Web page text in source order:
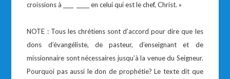
croissions à ____ _____ en celui qui est le chef, Christ. »
NOTE : Tous les chrétiens sont d’accord pour dire que les
dons d’évangéliste, de pasteur, d’enseignant et de
missionnaire sont nécessaires jusqu’à la venue du Seigneur.
Pourquoi pas aussi le don de prophétie? Le texte dit que